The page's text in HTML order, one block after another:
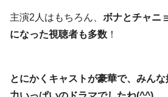
主演2人はもちろん、 ボナとチャニ
になった視聴者も多数 ！
とにかくキャストが豪華で、みん